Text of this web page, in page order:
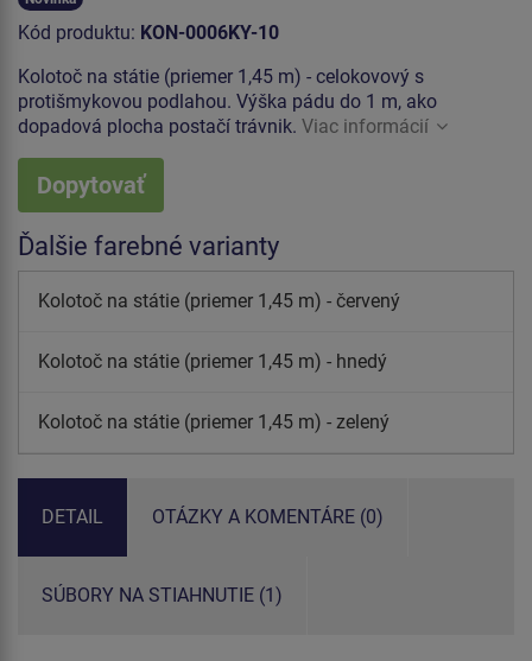
Kód produktu: KON-0006KY-10
Kolotoč na státie (priemer 1,45 m) - celokovový s
protišmykovou podlahou. Výška pádu do 1 m, ako
dopadová plocha postačí trávnik. Viac informácií
Dopytovať
Ďalšie farebné varianty
Kolotoč na státie (priemer 1,45 m) - červený
Kolotoč na státie (priemer 1,45 m) - hnedý
Kolotoč na státie (priemer 1,45 m) - zelený
DETAIL OTÁZKY A KOMENTÁRE (0)
SÚBORY NA STIAHNUTIE (1)